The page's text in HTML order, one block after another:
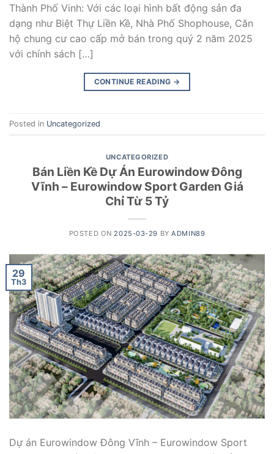
Thành Phố Vinh: Với các loại hình bất động sản đa
dạng như Biệt Thự Liền Kề, Nhà Phố Shophouse, Căn
hộ chung cư cao cấp mở bán trong quý 2 năm 2025
với chính sách […]
CONTINUE READING →
Posted in Uncategorized
UNCATEGORIZED
Bán Liền Kề Dự Án Eurowindow Đông
Vĩnh – Eurowindow Sport Garden Giá
Chỉ Từ 5 Tỷ
POSTED ON2025-03-29 BYADMIN89
29
Th3
Dự án Eurowindow Đông Vĩnh – Eurowindow Sport